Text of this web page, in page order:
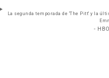
La segunda temporada de 'The Pitt' y la
-